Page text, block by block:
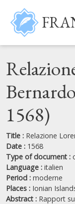
Skip to main content
1568)
Title : Relazione
Date : 1568
Type of document :
Language : italien
Period : moderne
Places : Ionian
Abstract : Rapport